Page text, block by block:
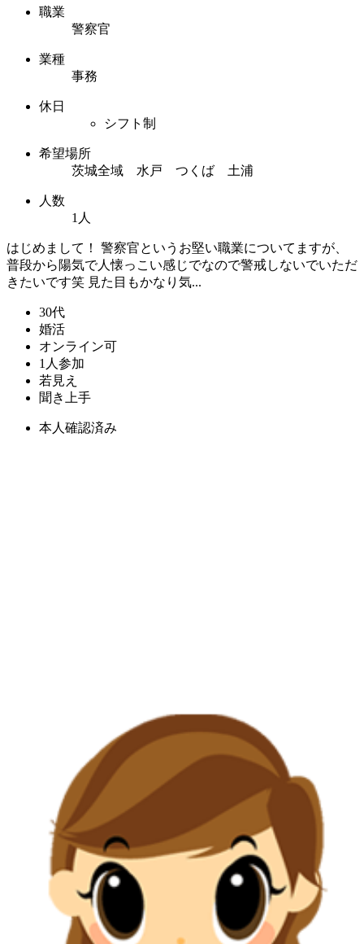
職業
警察官
業種
事務
休日
シフト制
希望場所
茨城全域 水戸 つくば 土浦
人数
1人
はじめまして！ 警察官というお堅い職業についてますが、
普段から陽気で人懐っこい感じでなので警戒しないでいただ
きたいです笑 見た目もかなり気...
30代
婚活
オンライン可
1人参加
若見え
聞き上手
本人確認済み